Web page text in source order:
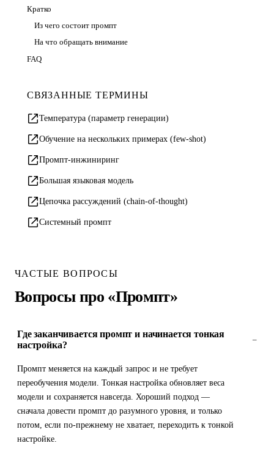
Кратко
Из чего состоит промпт
На что обращать внимание
FAQ
СВЯЗАННЫЕ ТЕРМИНЫ
Температура (параметр генерации)
Обучение на нескольких примерах (few-shot)
Промпт-инжиниринг
Большая языковая модель
Цепочка рассуждений (chain-of-thought)
Системный промпт
ЧАСТЫЕ ВОПРОСЫ
Вопросы про «Промпт»
Где заканчивается промпт и начинается тонкая
настройка?
–
Промпт меняется на каждый запрос и не требует
переобучения модели. Тонкая настройка обновляет веса
модели и сохраняется навсегда. Хороший подход —
сначала довести промпт до разумного уровня, и только
потом, если по-прежнему не хватает, переходить к тонкой
настройке.